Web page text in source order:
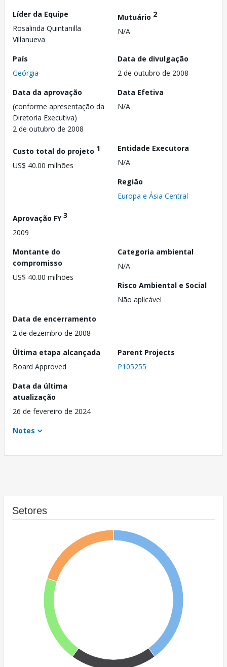
Líder da Equipe
Rosalinda Quintanilla
Villanueva
Mutuário 2
N/A
País
Geórgia
Data de divulgação
2 de outubro de 2008
Data da aprovação
(conforme apresentação da
Diretoria Executiva)
2 de outubro de 2008
Data Efetiva
N/A
Custo total do projeto 1
US$ 40.00 milhões
Entidade Executora
N/A
Região
Europa e Ásia Central
Aprovação FY3
2009
Montante do
compromisso
US$ 40.00 milhões
Categoria ambiental
N/A
Risco Ambiental e Social
Não aplicável
Data de encerramento
2 de dezembro de 2008
Última etapa alcançada
Board Approved
Parent Projects
P105255
Data da última
atualização
26 de fevereiro de 2024
Notes
Setores